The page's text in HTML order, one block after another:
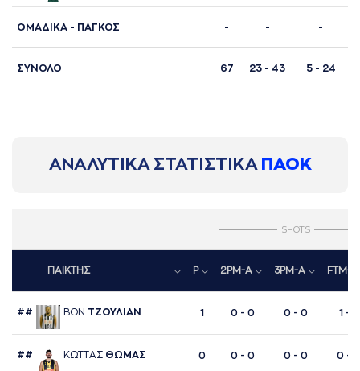
ΟΜΑΔΙΚΑ - ΠΑΓΚΟΣ - - -
ΣΥΝΟΛΟ 67 23 - 43 5 - 24
ΑΝΑΛΥΤΙΚΑ ΣΤΑΤΙΣΤΙΚΑ ΠΑΟΚ
SHOTS
ΠΑΙΚΤΗΣ P 2PM-A 3PM-A FTM-A
## ΒΟΝ ΤΖΟΥΛΙAΝ 1 0 - 0 0 - 0 1 - 2
## ΚΩΤΤAΣ ΘΩΜAΣ 0 0 - 0 0 - 0 0 - 0